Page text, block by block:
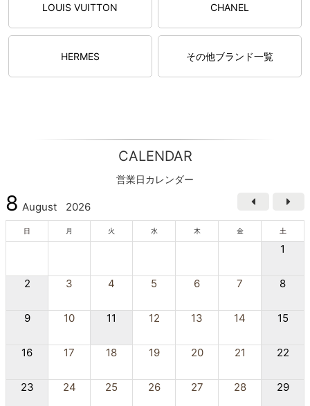
LOUIS VUITTON CHANEL
HERMES その他ブランド一覧
CALENDAR
営業日カレンダー
8 August 2026
日 月 火 水 木 金 土
1
2 3 4 5 6 7 8
9 10 11 12 13 14 15
16 17 18 19 20 21 22
23 24 25 26 27 28 29